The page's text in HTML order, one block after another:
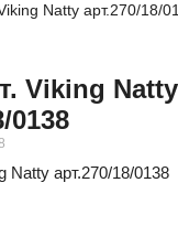
Natty арт.270/18/
Viking Natty
0138
Natty арт.270/18/0138